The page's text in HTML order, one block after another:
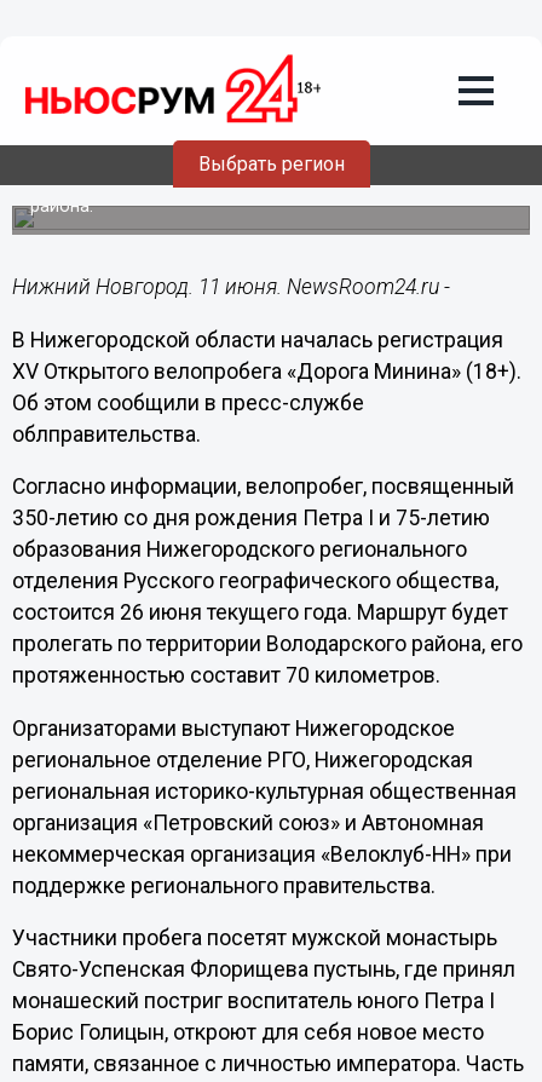
Выбрать регион
Началась регистрация участников
нижегородского велопробега «Дорога
Минина»
Маршрут будет пролегать по территории Володарского
района.
Нижний Новгород. 11 июня. NewsRoom24.ru -
В Нижегородской области началась регистрация
XV Открытого велопробега «Дорога Минина» (18+).
Об этом сообщили в пресс-службе
облправительства.
Согласно информации, велопробег, посвященный
350-летию со дня рождения Петра I и 75-летию
образования Нижегородского регионального
отделения Русского географического общества,
состоится 26 июня текущего года. Маршрут будет
пролегать по территории Володарского района, его
протяженностью составит 70 километров.
Организаторами выступают Нижегородское
региональное отделение РГО, Нижегородская
региональная историко-культурная общественная
организация «Петровский союз» и Автономная
некоммерческая организация «Велоклуб-НН» при
поддержке регионального правительства.
Участники пробега посетят мужской монастырь
Свято-Успенская Флорищева пустынь, где принял
монашеский постриг воспитатель юного Петра I
Борис Голицын, откроют для себя новое место
памяти, связанное с личностью императора. Часть